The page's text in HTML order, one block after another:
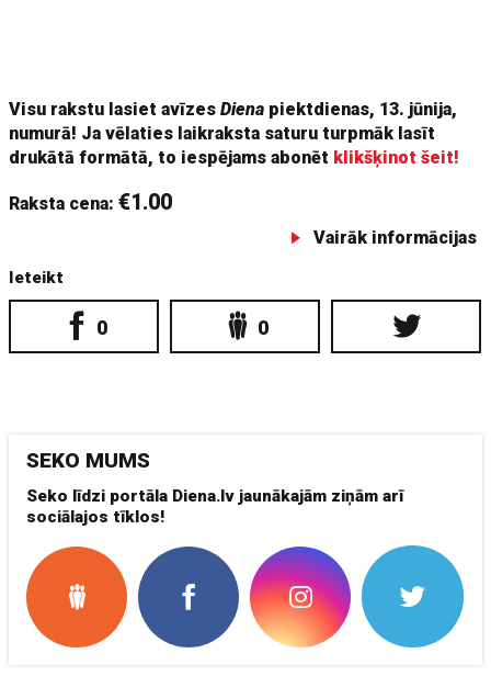
Visu rakstu lasiet avīzesDiena piektdienas, 13. jūnija,
numurā! Ja vēlaties laikraksta saturu turpmāk lasīt
drukātā formātā, to iespējams abonēt klikšķinot šeit!
Raksta cena:€1.00
Vairāk informācijas
Ieteikt
0 0
SEKO MUMS
Seko līdzi portāla Diena.lv jaunākajām ziņām arī
sociālajos tīklos!